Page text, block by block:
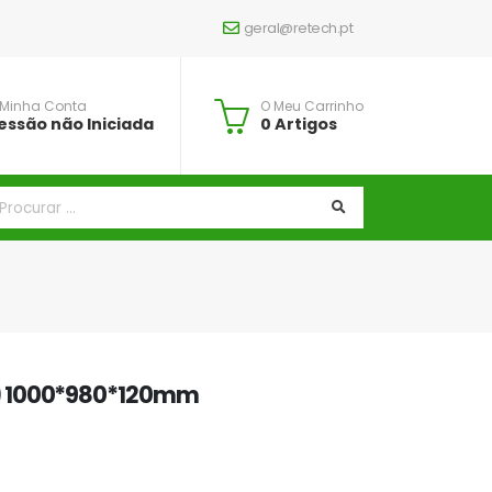
geral@retech.pt
Conta
não Iniciada
O Meu Carrinho
0 Artigos
1000*980*120mm